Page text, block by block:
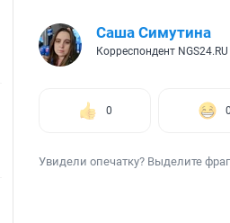
Саша Симутина
Корреспондент NGS24.RU
0 0
Увидели опечатку? Выделите